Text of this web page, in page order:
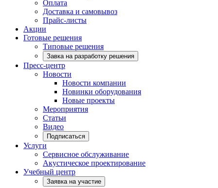
Оплата
Доставка и самовывоз
Прайс-листы
Акции
Готовые решения
Типовые решения
Завка на разработку решения
Пресс-центр
Новости
Новости компании
Новинки оборудования
Новые проекты
Мероприятия
Статьи
Видео
Подписаться
Услуги
Сервисное обслуживание
Акустическое проектирование
Учебный центр
Заявка на участие